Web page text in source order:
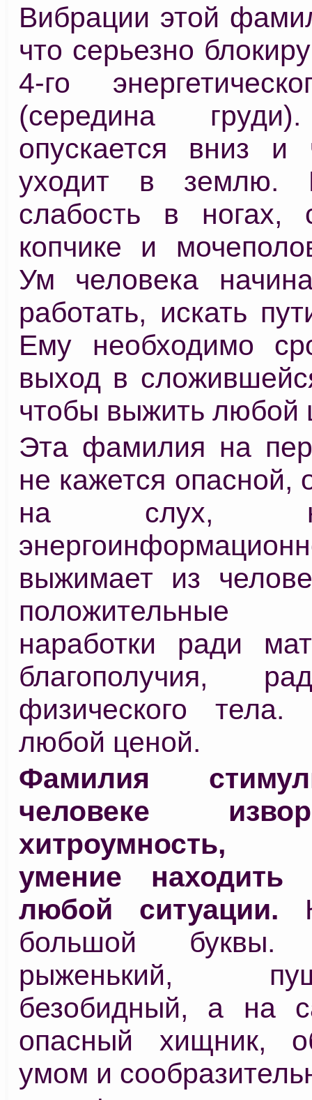
Вибрации этой
что серьезно
4-го
(середина
опускается вниз и
уходит в землю.
слабость в ногах,
копчике и
Ум человека
работать, искать
Ему необходимо
выход в
чтобы выжить любой
Эта фамилия на
не кажется опасной,
на слух,
выжимает из
положительные
наработки ради
благополучия,
физического тела.
любой ценой.
Фамилия
человеке
хитроумность,
умение
любой ситуации.
большой
рыженький,
безобидный, а на
опасный хищник,
умом и